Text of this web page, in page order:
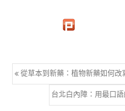
從草本到新藥：植物新藥如何改
台北白內障：用最口